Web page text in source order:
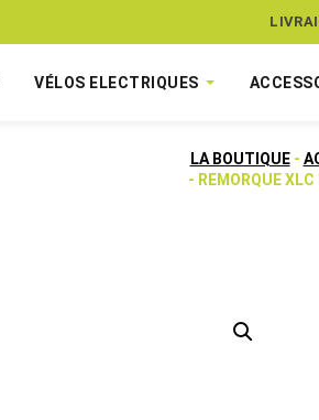
VÉLOS ELECTRIQUES
LA BOUTIQUE -
- REMORQUE